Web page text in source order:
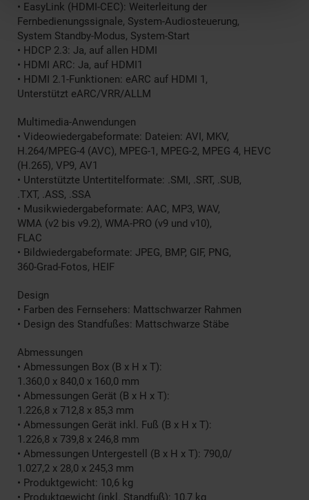
• EasyLink (HDMI-CEC): Weiterleitung der
Fernbedienungssignale, System-Audiosteuerung,
System Standby-Modus, System-Start
• HDCP 2.3: Ja, auf allen HDMI
• HDMI ARC: Ja, auf HDMI1
• HDMI 2.1-Funktionen: eARC auf HDMI 1,
Unterstützt eARC/VRR/ALLM
Multimedia-Anwendungen
• Videowiedergabeformate: Dateien: AVI, MKV,
H.264/MPEG-4 (AVC), MPEG-1, MPEG-2, MPEG 4, HEVC
(H.265), VP9, AV1
• Unterstützte Untertitelformate: .SMI, .SRT, .SUB,
.TXT, .ASS, .SSA
• Musikwiedergabeformate: AAC, MP3, WAV,
WMA (v2 bis v9.2), WMA-PRO (v9 und v10),
FLAC
• Bildwiedergabeformate: JPEG, BMP, GIF, PNG,
360-Grad-Fotos, HEIF
Design
• Farben des Fernsehers: Mattschwarzer Rahmen
• Design des Standfußes: Mattschwarze Stäbe
Abmessungen
• Abmessungen Box (B x H x T):
1.360,0 x 840,0 x 160,0 mm
• Abmessungen Gerät (B x H x T):
1.226,8 x 712,8 x 85,3 mm
• Abmessungen Gerät inkl. Fuß (B x H x T):
1.226,8 x 739,8 x 246,8 mm
• Abmessungen Untergestell (B x H x T): 790,0/
1.027,2 x 28,0 x 245,3 mm
• Produktgewicht: 10,6 kg
• Produktgewicht (inkl. Standfuß): 10,7 kg